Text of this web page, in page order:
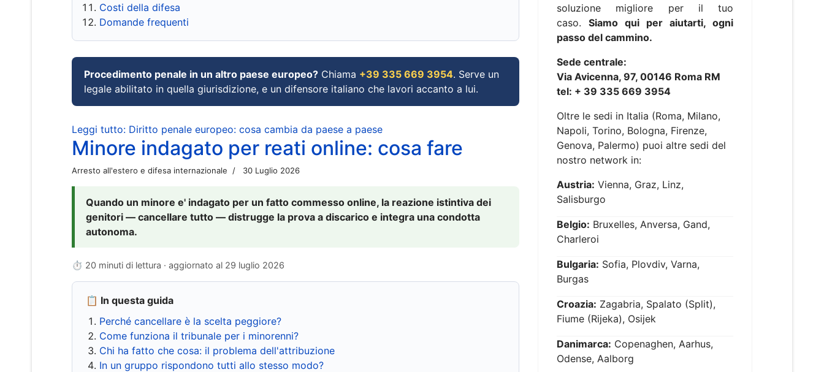
Costi della difesa
Domande frequenti
Procedimento penale in un altro paese europeo? Chiama +39 335 669 3954. Serve un
legale abilitato in quella giurisdizione, e un difensore italiano che lavori accanto a lui.
Leggi tutto: Diritto penale europeo: cosa cambia da paese a paese
Minore indagato per reati online: cosa fare
Arresto all'estero e difesa internazionale 30 Luglio 2026
Quando un minore e' indagato per un fatto commesso online, la reazione istintiva dei
genitori — cancellare tutto — distrugge la prova a discarico e integra una condotta
autonoma.
⏱ 20 minuti di lettura · aggiornato al 29 luglio 2026
📋 In questa guida
Perché cancellare è la scelta peggiore?
Come funziona il tribunale per i minorenni?
Chi ha fatto che cosa: il problema dell'attribuzione
In un gruppo rispondono tutti allo stesso modo?
soluzione migliore per il tuo
caso. Siamo qui per aiutarti, ogni
passo del cammino.
Sede centrale:
Via Avicenna, 97, 00146 Roma RM
tel: + 39 335 669 3954
Oltre le sedi in Italia (Roma, Milano,
Napoli, Torino, Bologna, Firenze,
Genova, Palermo) puoi altre sedi del
nostro network in:
Austria: Vienna, Graz, Linz,
Salisburgo
Belgio: Bruxelles, Anversa, Gand,
Charleroi
Bulgaria: Sofia, Plovdiv, Varna,
Burgas
Croazia: Zagabria, Spalato (Split),
Fiume (Rijeka), Osijek
Danimarca: Copenaghen, Aarhus,
Odense, Aalborg